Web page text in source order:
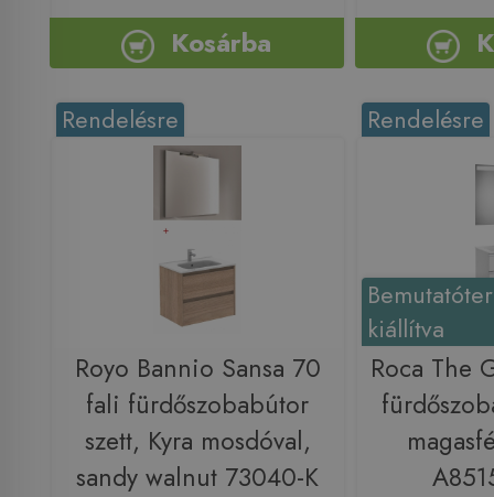
Kosárba
Rendelésre
Royo Bannio Sansa 70
fali fürdőszobabútor
szett, Kyra mosdóval,
sandy walnut 73040-K
kiállítva
Rendelésre
Roca The